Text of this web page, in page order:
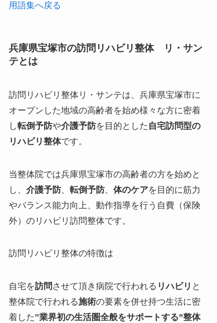
用語集へ戻る
兵庫県宝塚市の訪問リハビリ整体 リ・サン
テとは
訪問リハビリ整体リ・サンテは、兵庫県宝塚市に
オープンした地域の高齢者を始め様々な方に密着
し転倒予防や介護予防を目的とした 自宅訪問型の
リハビリ整体です。
当整体院では兵庫県宝塚市の高齢者の方を始めと
し、 介護予防、 転倒予防、 体のケアを目的に筋力
やバランス能力向上、動作指導を行う 自費（保険
外） のリハビリ訪問整体です。
訪問リハビリ整体の特徴は
自宅を訪問 させて頂き病院で行われる リハビリ と
整体院で行われる施術の要素を併せ持つ生活に密
着した‟業界初の生活圏全般をサポートする”整体